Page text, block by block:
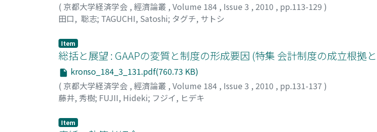
( 京都大学経済学会 , 經濟論叢 , Volume 184 , Issue 3 , 2010 , pp.113-129 )
田口, 聡志; TAGUCHI, Satoshi; タグチ, サトシ
Item
総括と展望 : GAAPの変質と制度の形成要因 (特集 会計制度の成立根拠
kronso_184_3_131.pdf(760.73 KB)
( 京都大学経済学会 , 經濟論叢 , Volume 184 , Issue 3 , 2010 , pp.131-137 )
藤井, 秀樹; FUJII, Hideki; フジイ, ヒデキ
Item